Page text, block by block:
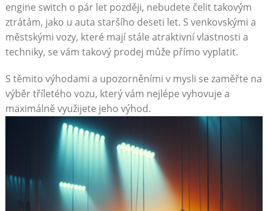
engine switch o pár let později, nebudete čelit takovým
ztrátám, jako u ‌auta ‍staršího deseti‍ let. S venkovskými‌ a
městskými vozy, ⁢které mají stále atraktivní vlastnosti a
techniky, se⁣ vám takový ‌prodej může přímo vyplatit.
S těmito ⁢výhodami a upozorněními v mysli⁤ se ‍zaměřte ⁣na
výběr tříletého vozu, který vám nejlépe vyhovuje a
maximálně využijete jeho výhod.